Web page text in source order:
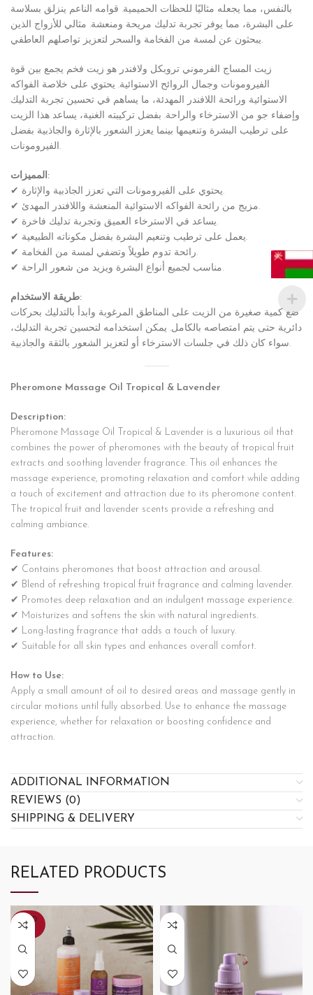
بالنفس، مما يجعله مثاليًا للحظات الحميمية. قوامه الناعم ينزلق بسلاسة
على البشرة، مما يوفر تجربة تدليك مريحة ومنعشة. مثالي للأزواج الذين
يبحثون عن لمسة من الفخامة والسحر لتعزيز تواصلهم العاطفي.
زيت المساج الفرموني تروبكل ولافندر هو زيت فخم يجمع بين قوة
الفيرومونات وجمال الروائح الاستوائية. يحتوي على خلاصة الفواكه
الاستوائية ورائحة اللافندر المهدئة، ما يساهم في تحسين تجربة التدليك
وإضفاء جو من الاسترخاء والراحة. بفضل تركيبته الغنية، يساعد هذا الزيت
على ترطيب البشرة وتنعيمها بينما يعزز الشعور بالإثارة والجاذبية بفضل
الفيرومونات.
المميزات:
✔ يحتوي على الفيرومونات التي تعزز الجاذبية والإثارة.
✔ مزيج من رائحة الفواكه الاستوائية المنعشة واللافندر المهدئ.
✔ يساعد في الاسترخاء العميق وتجربة تدليك فاخرة.
✔ يعمل على ترطيب وتنعيم البشرة بفضل مكوناته الطبيعية.
✔ رائحة تدوم طويلاً وتضفي لمسة من الفخامة.
✔ مناسب لجميع أنواع البشرة ويزيد من شعور الراحة.
طريقة الاستخدام:
ضع كمية صغيرة من الزيت على المناطق المرغوبة وابدأ بالتدليك بحركات
دائرية حتى يتم امتصاصه بالكامل. يمكن استخدامه لتحسين تجربة التدليك،
سواء كان ذلك في جلسات الاسترخاء أو لتعزيز الشعور بالثقة والجاذبية.
Pheromone Massage Oil Tropical & Lavender
Description:
Pheromone Massage Oil Tropical & Lavender is a luxurious oil that
combines the power of pheromones with the beauty of tropical fruit
extracts and soothing lavender fragrance. This oil enhances the
massage experience, promoting relaxation and comfort while adding
a touch of excitement and attraction due to its pheromone content.
The tropical fruit and lavender scents provide a refreshing and
calming ambiance.
Features:
✔ Contains pheromones that boost attraction and arousal.
✔ Blend of refreshing tropical fruit fragrance and calming lavender.
✔ Promotes deep relaxation and an indulgent massage experience.
✔ Moisturizes and softens the skin with natural ingredients.
✔ Long-lasting fragrance that adds a touch of luxury.
✔ Suitable for all skin types and enhances overall comfort.
How to Use:
Apply a small amount of oil to desired areas and massage gently in
circular motions until fully absorbed. Use to enhance the massage
experience, whether for relaxation or boosting confidence and
attraction.
ADDITIONAL INFORMATION
REVIEWS (0)
SHIPPING & DELIVERY
RELATED PRODUCTS
SOLD
OUT